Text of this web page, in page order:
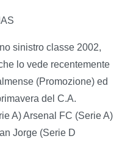
sinistro classe 2002,
lo vede recentemente
(Promozione) ed
del C.A.
A) Arsenal FC (Serie A)
Jorge (Serie D